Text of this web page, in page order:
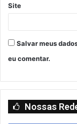
Site
Salvar meus
eu comentar.
Nossas